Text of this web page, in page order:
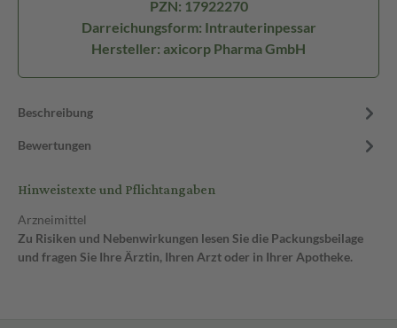
PZN: 17922270
Darreichungsform: Intrauterinpessar
Hersteller: axicorp Pharma GmbH
Beschreibung
Bewertungen
Hinweistexte und Pflichtangaben
Arzneimittel
Zu Risiken und Nebenwirkungen lesen Sie die Packungsbeilage
und fragen Sie Ihre Ärztin, Ihren Arzt oder in Ihrer Apotheke.